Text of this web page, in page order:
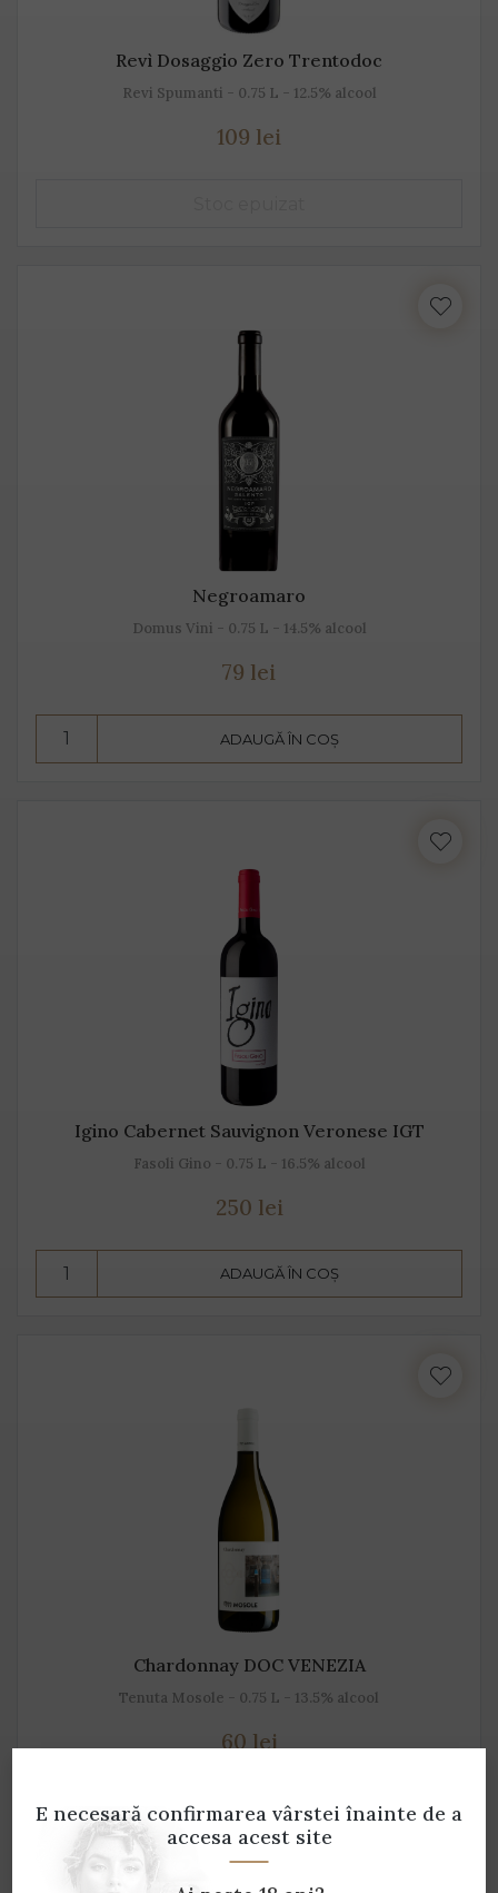
Revì Dosaggio Zero Trentodoc
Revi Spumanti - 0.75 L - 12.5% alcool
109 lei
Negroamaro
Domus Vini - 0.75 L - 14.5% alcool
79 lei
ADAUGĂ ÎN COȘ
Igino Cabernet Sauvignon Veronese IGT
Fasoli Gino - 0.75 L - 16.5% alcool
250 lei
ADAUGĂ ÎN COȘ
Chardonnay DOC VENEZIA
Tenuta Mosole - 0.75 L - 13.5% alcool
60 lei
ADAUGĂ ÎN COȘ
E necesară confirmarea vârstei înainte de a
accesa acest site